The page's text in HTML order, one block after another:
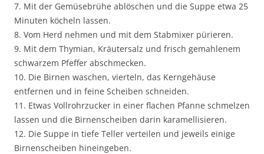
7. Mit der Gemüsebrühe ablöschen und die Suppe etwa 25
Minuten köcheln lassen.
8. Vom Herd nehmen und mit dem Stabmixer pürieren.
9. Mit dem Thymian, Kräutersalz und frisch gemahlenem
schwarzem Pfeffer abschmecken.
10. Die Birnen waschen, vierteln, das Kerngehäuse
entfernen und in feine Scheiben schneiden.
11. Etwas Vollrohrzucker in einer flachen Pfanne schmelzen
lassen und die Birnenscheiben darin karamellisieren.
12. Die Suppe in tiefe Teller verteilen und jeweils einige
Birnenscheiben hineingeben.